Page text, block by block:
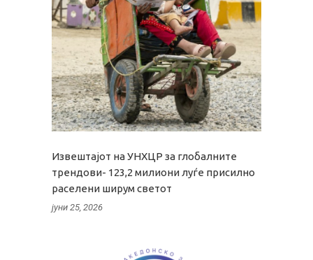
Извештајот на УНХЦР за глобалните
трендови- 123,2 милиони луѓе присилно
раселени ширум светот
јуни 25, 2026